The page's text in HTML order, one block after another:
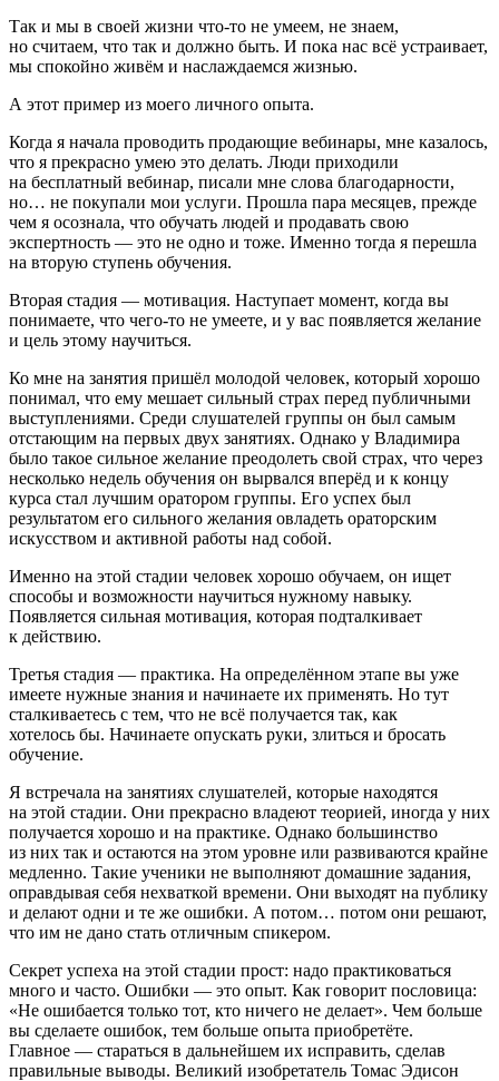
Так и мы в своей жизни что-то не умеем, не знаем,
но считаем, что так и должно быть. И пока нас всё устраивает,
мы спокойно живём и наслаждаемся жизнью.
А этот пример из моего личного опыта.
Когда я начала проводить продающие вебинары, мне казалось,
что я прекрасно умею это делать. Люди приходили
на бесплатный вебинар, писали мне слова благодарности,
но… не покупали мои услуги. Прошла пара месяцев, прежде
чем я осознала, что обучать людей и продавать свою
экспертность — это не одно и тоже. Именно тогда я перешла
на вторую ступень обучения.
Вторая стадия — мотивация. Наступает момент, когда вы
понимаете, что чего-то не умеете, и у вас появляется желание
и цель этому научиться.
Ко мне на занятия пришёл молодой человек, который хорошо
понимал, что ему мешает сильный страх перед публичными
выступлениями. Среди слушателей группы он был самым
отстающим на первых двух занятиях. Однако у Владимира
было такое сильное желание преодолеть свой страх, что через
несколько недель обучения он вырвался вперёд и к концу
курса стал лучшим оратором группы. Его успех был
результатом его сильного желания овладеть ораторским
искусством и активной работы над собой.
Именно на этой стадии человек хорошо обучаем, он ищет
способы и возможности научиться нужному навыку.
Появляется сильная мотивация, которая подталкивает
к действию.
Третья стадия — практика. На определённом этапе вы уже
имеете нужные знания и начинаете их применять. Но тут
сталкиваетесь с тем, что не всё получается так, как
хотелось бы. Начинаете опускать руки, злиться и бросать
обучение.
Я встречала на занятиях слушателей, которые находятся
на этой стадии. Они прекрасно владеют теорией, иногда у них
получается хорошо и на практике. Однако большинство
из них так и остаются на этом уровне или развиваются крайне
медленно. Такие ученики не выполняют домашние задания,
оправдывая себя нехваткой времени. Они выходят на публику
и делают одни и те же ошибки. А потом… потом они решают,
что им не дано стать отличным спикером.
Секрет успеха на этой стадии прост: надо практиковаться
много и часто. Ошибки — это опыт. Как говорит пословица:
«Не ошибается только тот, кто ничего не делает». Чем больше
вы сделаете ошибок, тем больше опыта приобретёте.
Главное — стараться в дальнейшем их исправить, сделав
правильные выводы. Великий изобретатель Томас Эдисон